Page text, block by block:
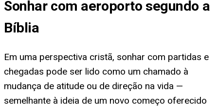
Sonhar com aeroporto segundo a
Bíblia
Em uma perspectiva cristã, sonhar com partidas e
chegadas pode ser lido como um chamado à
mudança de atitude ou de direção na vida —
semelhante à ideia de um novo começo oferecido